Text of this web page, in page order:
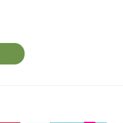
？
？
是低普林的「安全食